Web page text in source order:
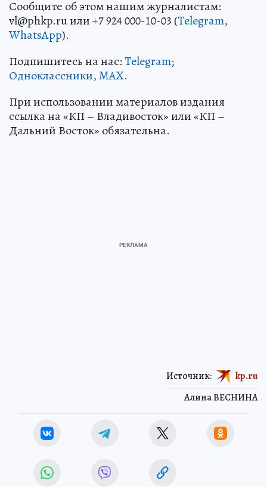
Сообщите об этом нашим журналистам:
vl@phkp.ru или +7 924 000-10-03 (Telegram,
WhatsApp).
Подпишитесь на нас:Telegram;
Одноклассники,MAX.
При использовании материалов издания
ссылка на «КП – Владивосток» или «КП –
Дальний Восток» обязательна.
Алина ВЕСНИНА
Источник: kp.ru